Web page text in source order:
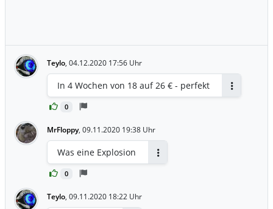
Teylo, 04.12.2020 17:56 Uhr
0
In 4 Wochen von 18 auf 26 € - perfekt
MrFloppy, 09.11.2020 19:38 Uhr
0
Was eine Explosion
Teylo, 09.11.2020 18:22 Uhr